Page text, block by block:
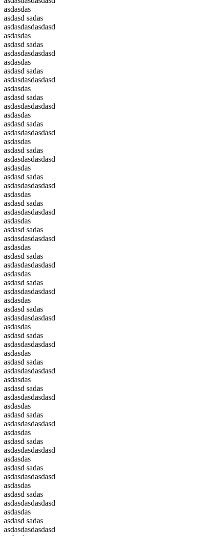
asdasdas
asdasd sadas
asdasdasdasdasd
asdasdas
asdasd sadas
asdasdasdasdasd
asdasdas
asdasd sadas
asdasdasdasdasd
asdasdas
asdasd sadas
asdasdasdasdasd
asdasdas
asdasd sadas
asdasdasdasdasd
asdasdas
asdasd sadas
asdasdasdasdasd
asdasdas
asdasd sadas
asdasdasdasdasd
asdasdas
asdasd sadas
asdasdasdasdasd
asdasdas
asdasd sadas
asdasdasdasdasd
asdasdas
asdasd sadas
asdasdasdasdasd
asdasdas
asdasd sadas
asdasdasdasdasd
asdasdas
asdasd sadas
asdasdasdasdasd
asdasdas
asdasd sadas
asdasdasdasdasd
asdasdas
asdasd sadas
asdasdasdasdasd
asdasdas
asdasd sadas
asdasdasdasdasd
asdasdas
asdasd sadas
asdasdasdasdasd
asdasdas
asdasd sadas
asdasdasdasdasd
asdasdas
asdasd sadas
asdasdasdasdasd
asdasdas
asdasd sadas
asdasdasdasdasd
asdasdas
asdasd sadas
asdasdasdasdasd